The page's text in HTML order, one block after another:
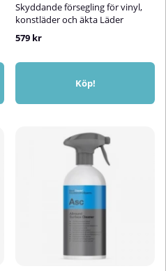
Skyddande försegling för vinyl,
konstläder och äkta Läder
579 kr
Köp!